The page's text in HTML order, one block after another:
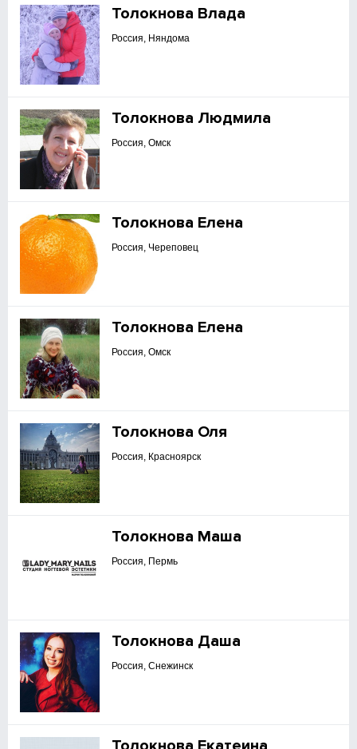
Толокнова Влада
Россия, Няндома
Толокнова Людмила
Россия, Омск
Толокнова Елена
Россия, Череповец
Толокнова Елена
Россия, Омск
Толокнова Оля
Россия, Красноярск
Толокнова Маша
Россия, Пермь
Толокнова Даша
Россия, Снежинск